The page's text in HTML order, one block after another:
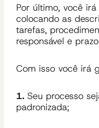
Por último, você
colocando as
tarefas,
responsável e
Com isso você irá
1. Seu processo
padronizada;